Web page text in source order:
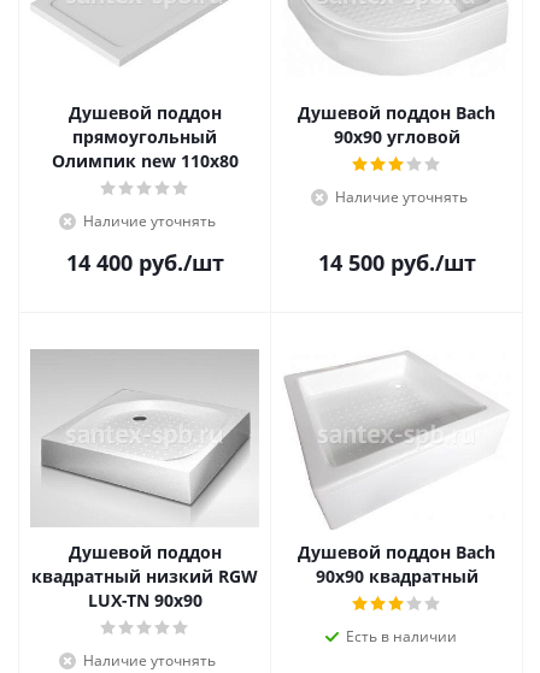
Душевой поддон
прямоугольный
Олимпик new 110х80
Наличие уточнять
14 400руб./шт
Душевой поддон Bach
90х90 угловой
Наличие уточнять
14 500руб./шт
Душевой поддон
квадратный низкий RGW
LUX-TN 90x90
Наличие уточнять
Душевой поддон Bach
90х90 квадратный
Есть в наличии